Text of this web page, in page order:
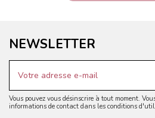
NEWSLETTER
Vous pouvez vous désinscrire à tout moment.
informations de contact dans les conditions